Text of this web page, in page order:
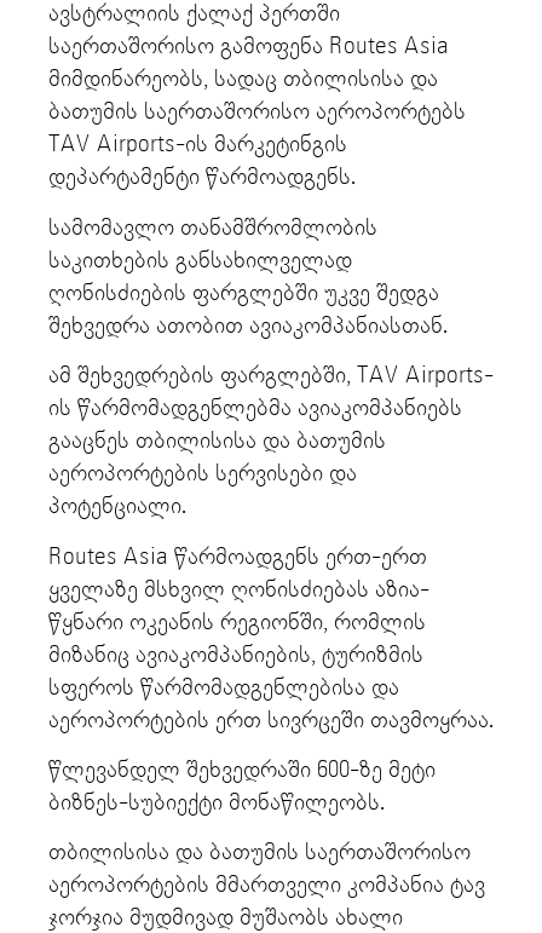
ავსტრალიის ქალაქ პერთში
საერთაშორისო გამოფენა Routes Asia
მიმდინარეობს, სადაც თბილისისა და
ბათუმის საერთაშორისო აეროპორტებს
TAV Airports-ის მარკეტინგის
დეპარტამენტი წარმოადგენს.
სამომავლო თანამშრომლობის
საკითხების განსახილველად
ღონისძიების ფარგლებში უკვე შედგა
შეხვედრა ათობით ავიაკომპანიასთან.
ამ შეხვედრების ფარგლებში, TAV Airports-
ის წარმომადგენლებმა ავიაკომპანიებს
გააცნეს თბილისისა და ბათუმის
აეროპორტების სერვისები და
პოტენციალი.
Routes Asia წარმოადგენს ერთ-ერთ
ყველაზე მსხვილ ღონისძიებას აზია-
წყნარი ოკეანის რეგიონში, რომლის
მიზანიც ავიაკომპანიების, ტურიზმის
სფეროს წარმომადგენლებისა და
აეროპორტების ერთ სივრცეში თავმოყრაა.
წლევანდელ შეხვედრაში 600-ზე მეტი
ბიზნეს-სუბიექტი მონაწილეობს.
თბილისისა და ბათუმის საერთაშორისო
აეროპორტების მმართველი კომპანია ტავ
ჯორჯია მუდმივად მუშაობს ახალი